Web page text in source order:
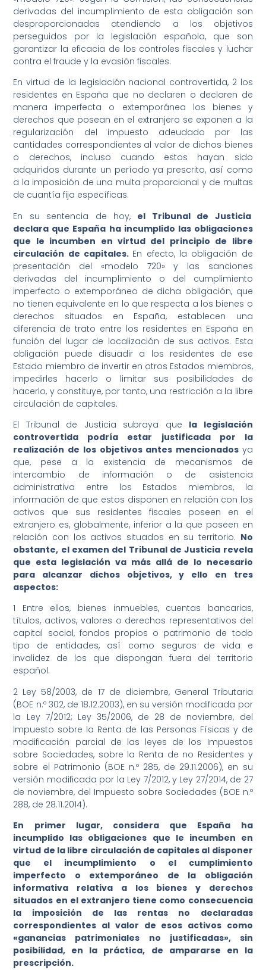
derivadas del incumplimiento de esta obligación son
desproporcionadas atendiendo a los objetivos
perseguidos por la legislación española, que son
garantizar la eficacia de los controles fiscales y luchar
contra el fraude y la evasión fiscales.
En virtud de la legislación nacional controvertida, 2 los
residentes en España que no declaren o declaren de
manera imperfecta o extemporánea los bienes y
derechos que posean en el extranjero se exponen a la
regularización del impuesto adeudado por las
cantidades correspondientes al valor de dichos bienes
o derechos, incluso cuando estos hayan sido
adquiridos durante un período ya prescrito, así como
a la imposición de una multa proporcional y de multas
de cuantía fija específicas.
En su sentencia de hoy, el Tribunal de Justicia
declara que España ha incumplido las obligaciones
que le incumben en virtud del principio de libre
circulación de capitales. En efecto, la obligación de
presentación del «modelo 720» y las sanciones
derivadas del incumplimiento o del cumplimiento
imperfecto o extemporáneo de dicha obligación, que
no tienen equivalente en lo que respecta a los bienes o
derechos situados en España, establecen una
diferencia de trato entre los residentes en España en
función del lugar de localización de sus activos. Esta
obligación puede disuadir a los residentes de ese
Estado miembro de invertir en otros Estados miembros,
impedirles hacerlo o limitar sus posibilidades de
hacerlo, y constituye, por tanto, una restricción a la libre
circulación de capitales.
El Tribunal de Justicia subraya que la legislación
controvertida podría estar justificada por la
realización de los objetivos antes mencionados ya
que, pese a la existencia de mecanismos de
intercambio de información o de asistencia
administrativa entre los Estados miembros, la
información de que estos disponen en relación con los
activos que sus residentes fiscales poseen en el
extranjero es, globalmente, inferior a la que poseen en
relación con los activos situados en su territorio. No
obstante, el examen del Tribunal de Justicia revela
que esta legislación va más allá de lo necesario
para alcanzar dichos objetivos, y ello en tres
aspectos:
1 Entre ellos, bienes inmuebles, cuentas bancarias,
títulos, activos, valores o derechos representativos del
capital social, fondos propios o patrimonio de todo
tipo de entidades, así como seguros de vida e
invalidez de los que dispongan fuera del territorio
español.
2 Ley 58/2003, de 17 de diciembre, General Tributaria
(BOE n.º 302, de 18.12.2003), en su versión modificada por
la Ley 7/2012; Ley 35/2006, de 28 de noviembre, del
Impuesto sobre la Renta de las Personas Físicas y de
modificación parcial de las leyes de los Impuestos
sobre Sociedades, sobre la Renta de no Residentes y
sobre el Patrimonio (BOE n.º 285, de 29.11.2006), en su
versión modificada por la Ley 7/2012, y Ley 27/2014, de 27
de noviembre, del Impuesto sobre Sociedades (BOE n.º
288, de 28.11.2014).
En primer lugar, considera que España ha
incumplido las obligaciones que le incumben en
virtud de la libre circulación de capitales al disponer
que el incumplimiento o el cumplimiento
imperfecto o extemporáneo de la obligación
informativa relativa a los bienes y derechos
situados en el extranjero tiene como consecuencia
la imposición de las rentas no declaradas
correspondientes al valor de esos activos como
«ganancias patrimoniales no justificadas», sin
posibilidad, en la práctica, de ampararse en la
prescripción.